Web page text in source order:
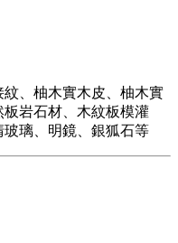
、柚木實木皮、柚木實
岩石材、木紋板模灌
璃、明鏡、銀狐石等